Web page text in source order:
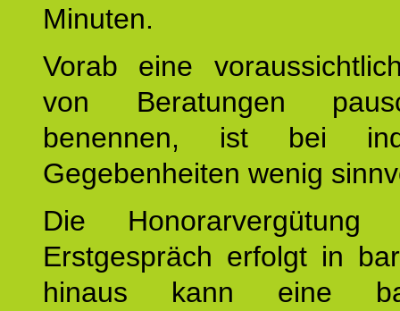
Minuten.
Vorab eine
von Beratungen
benennen, ist bei
Gegebenheiten wenig
Die
Erstgespräch erfolgt in
hinaus kann eine